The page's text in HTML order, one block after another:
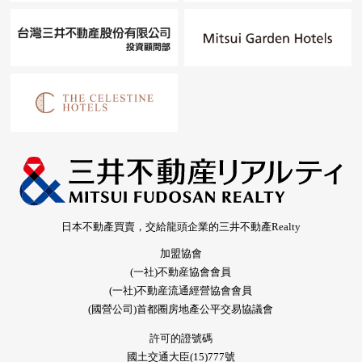
日本不動產買賣，交給龍頭企業的三井不動產Realty
加盟協會
(一社)不動産協會會員
(一社)不動産流通經營協會會員
(國營公司)首都圈房地產公平交易協議會
許可的證號碼
國土交通大臣(15)777號